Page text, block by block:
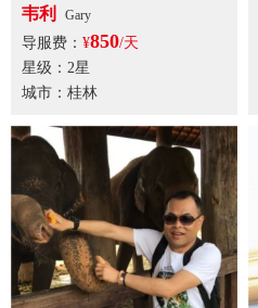
韦利
Gary
导服费： ¥850/天
星级：2星
城市：桂林